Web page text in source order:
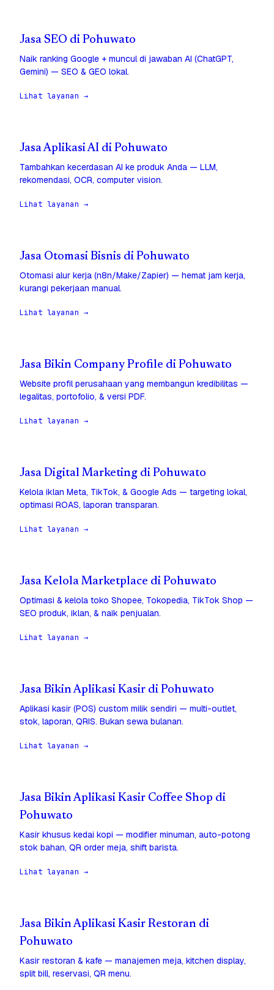
Jasa SEO di Pohuwato
Naik ranking Google + muncul di jawaban AI (ChatGPT,
Gemini) — SEO & GEO lokal.
Lihat layanan →
Jasa Aplikasi AI di Pohuwato
Tambahkan kecerdasan AI ke produk Anda — LLM,
rekomendasi, OCR, computer vision.
Lihat layanan →
Jasa Otomasi Bisnis di Pohuwato
Otomasi alur kerja (n8n/Make/Zapier) — hemat jam kerja,
kurangi pekerjaan manual.
Lihat layanan →
Jasa Bikin Company Profile di Pohuwato
Website profil perusahaan yang membangun kredibilitas —
legalitas, portofolio, & versi PDF.
Lihat layanan →
Jasa Digital Marketing di Pohuwato
Kelola iklan Meta, TikTok, & Google Ads — targeting lokal,
optimasi ROAS, laporan transparan.
Lihat layanan →
Jasa Kelola Marketplace di Pohuwato
Optimasi & kelola toko Shopee, Tokopedia, TikTok Shop —
SEO produk, iklan, & naik penjualan.
Lihat layanan →
Jasa Bikin Aplikasi Kasir di Pohuwato
Aplikasi kasir (POS) custom milik sendiri — multi-outlet,
stok, laporan, QRIS. Bukan sewa bulanan.
Lihat layanan →
Jasa Bikin Aplikasi Kasir Coffee Shop di
Pohuwato
Kasir khusus kedai kopi — modifier minuman, auto-potong
stok bahan, QR order meja, shift barista.
Lihat layanan →
Jasa Bikin Aplikasi Kasir Restoran di
Pohuwato
Kasir restoran & kafe — manajemen meja, kitchen display,
split bill, reservasi, QR menu.